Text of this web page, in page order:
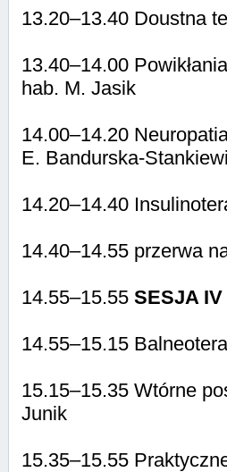
13.20–13.40 Doustna
13.40–14.00
hab. M. Jasik
14.00–14.20
E. Bandurska-
14.20–14.40
14.40–14.55 przerwa
14.55–15.55 SESJA IV
14.55–15.15
15.15–15.35 Wtórne
Junik
15.35–15.55